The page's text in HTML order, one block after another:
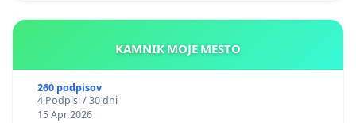
KAMNIK MOJE MESTO
260 podpisov
4 Podpisi / 30 dni
15 Apr 2026